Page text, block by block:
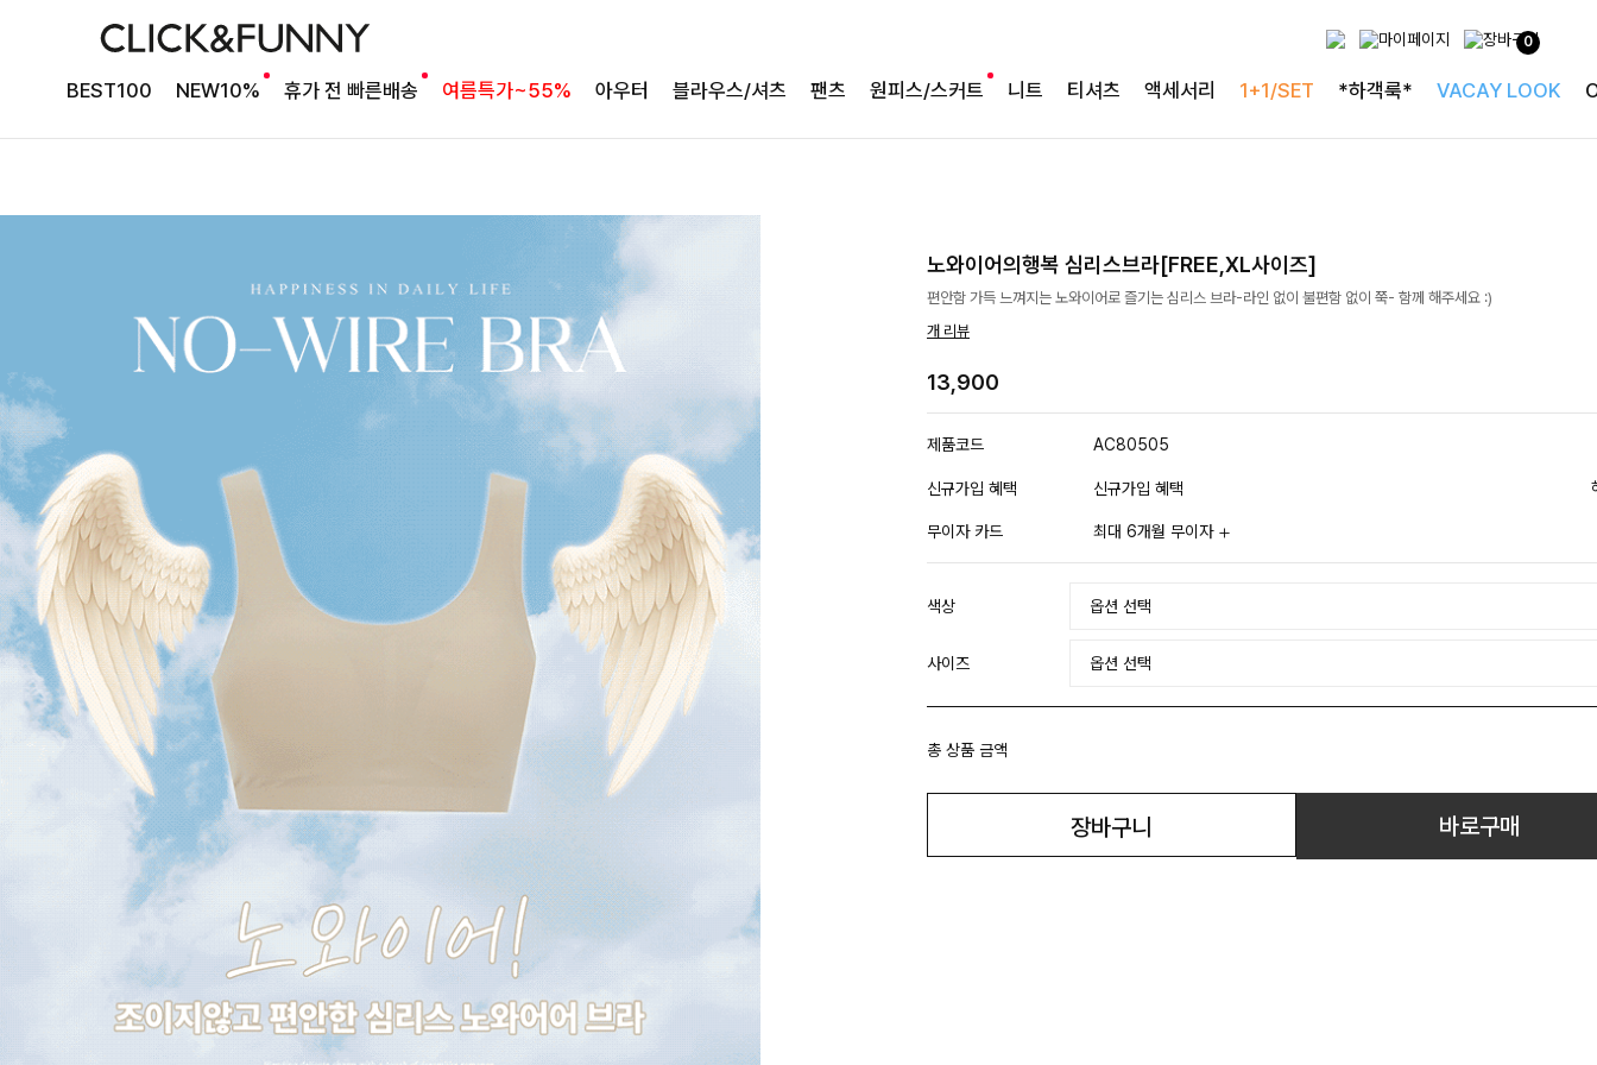
0
BEST100 NEW10% 휴가 전 빠른배송 여름특가~55% 아우터 블라우스/셔츠 팬츠 원피스/스커트 니트 티셔츠 액세서리 1+1/SET *하객룩* VACAY LOOK
노와이어의행복 심리스브라[FREE,XL사이즈]
편안함 가득 느껴지는 노와이어로 즐기는 심리스 브라-라인 없이 불편함 없이 쭉- 함께 해주세요 :)
개 리뷰
13,900
제품코드 AC80505
신규가입 혜택 신규가입 혜택
무이자 카드 최대 6개월 무이자
색상
사이즈
총 상품 금액
장바구니 바로구매